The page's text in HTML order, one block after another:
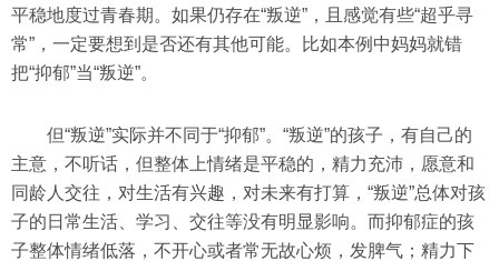
平稳地度过青春期。如果仍存在“叛逆”，且感觉有些“超乎寻
常”，一定要想到是否还有其他可能。比如本例中妈妈就错
把“抑郁”当“叛逆”。
但“叛逆”实际并不同于“抑郁”。“叛逆”的孩子，有自己的
主意，不听话，但整体上情绪是平稳的，精力充沛，愿意和
同龄人交往，对生活有兴趣，对未来有打算，“叛逆”总体对孩
子的日常生活、学习、交往等没有明显影响。而抑郁症的孩
子整体情绪低落，不开心或者常无故心烦，发脾气；精力下